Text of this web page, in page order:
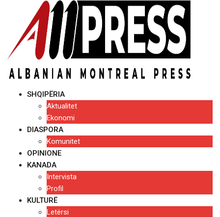
SHQIPËRIA
Aktualitet
Ekonomi
DIASPORA
Komunitet
OPINIONE
KANADA
Intervista
Profil
KULTURË
Letërsi